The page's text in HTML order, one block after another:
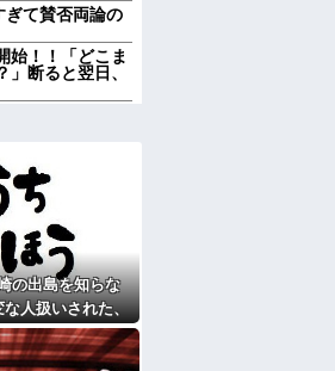
ぎて賛否両論の
始！！「どこま
断ると翌日、
「行かなくて
まう
やってるだ
から直接電話が
るさい」と苦情
かの事実が…
い頃に撮った写
の出島を知らな
人扱いされた、
思ってたのに